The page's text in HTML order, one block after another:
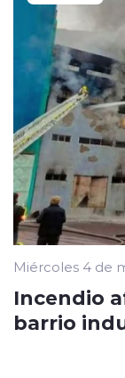
Miércoles 4 de
Incendio
barrio